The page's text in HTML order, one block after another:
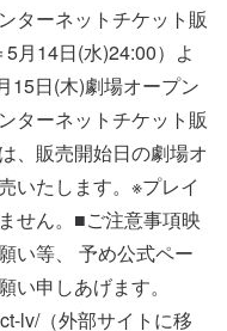
ターネットチケット販
月14日(水)24:00）よ
15日(木)劇場オープン
ターネットチケット販
、販売開始日の劇場オ
いたします。※プレイ
せん。■ご注意事項映
い等、 予め公式ペー
い申しあげます。
lv/（外部サイトに移